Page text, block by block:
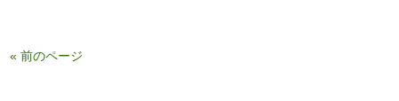
« 前のページ